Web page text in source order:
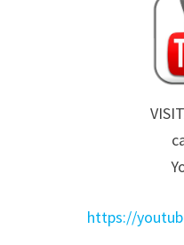
https://